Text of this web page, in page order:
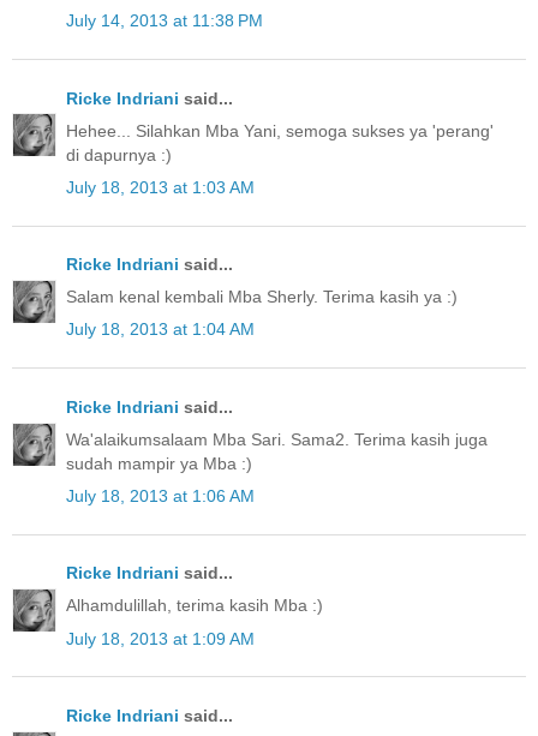
July 14, 2013 at 11:38 PM
Ricke Indriani said...
Hehee... Silahkan Mba Yani, semoga sukses ya 'perang'
di dapurnya :)
July 18, 2013 at 1:03 AM
Ricke Indriani said...
Salam kenal kembali Mba Sherly. Terima kasih ya :)
July 18, 2013 at 1:04 AM
Ricke Indriani said...
Wa'alaikumsalaam Mba Sari. Sama2. Terima kasih juga
sudah mampir ya Mba :)
July 18, 2013 at 1:06 AM
Ricke Indriani said...
Alhamdulillah, terima kasih Mba :)
July 18, 2013 at 1:09 AM
Ricke Indriani said...